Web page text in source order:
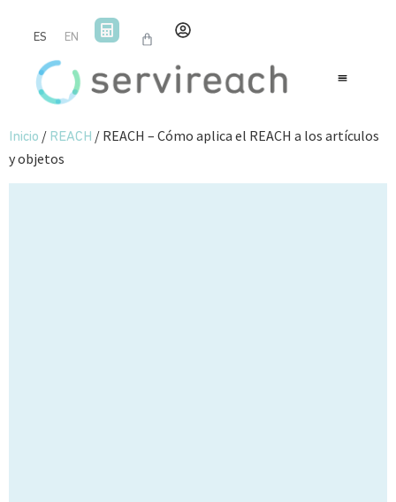
ES EN
Inicio / REACH / REACH – Cómo aplica el REACH a los artículos
y objetos